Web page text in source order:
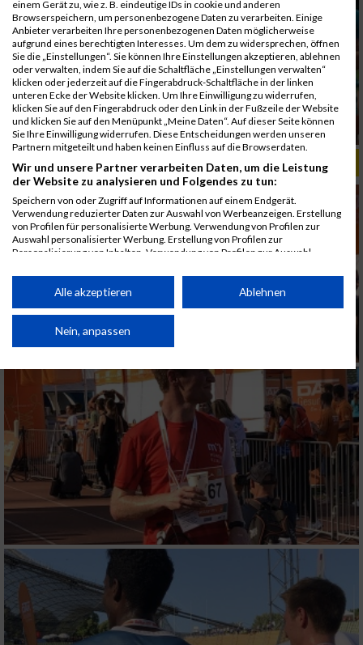
ALBUM B2RUN MÜNCHEN, B2RUN / 16.07.2019
einem Gerät zu, wie z. B. eindeutige IDs in cookie und anderen
Browserspeichern, um personenbezogene Daten zu verarbeiten. Einige
Anbieter verarbeiten Ihre personenbezogenen Daten möglicherweise
aufgrund eines berechtigten Interesses. Um dem zu widersprechen, öffnen
Sie die „Einstellungen“. Sie können Ihre Einstellungen akzeptieren, ablehnen
oder verwalten, indem Sie auf die Schaltfläche „Einstellungen verwalten“
klicken oder jederzeit auf die Fingerabdruck-Schaltfläche in der linken
unteren Ecke der Website klicken. Um Ihre Einwilligung zu widerrufen,
klicken Sie auf den Fingerabdruck oder den Link in der Fußzeile der Website
und klicken Sie auf den Menüpunkt „Meine Daten“. Auf dieser Seite können
Sie Ihre Einwilligung widerrufen. Diese Entscheidungen werden unseren
Partnern mitgeteilt und haben keinen Einfluss auf die Browserdaten.
Wir und unsere Partner verarbeiten Daten, um die Leistung
der Website zu analysieren und Folgendes zu tun:
Speichern von oder Zugriff auf Informationen auf einem Endgerät.
Verwendung reduzierter Daten zur Auswahl von Werbeanzeigen. Erstellung
von Profilen für personalisierte Werbung. Verwendung von Profilen zur
Auswahl personalisierter Werbung. Erstellung von Profilen zur
Personalisierung von Inhalten. Verwendung von Profilen zur Auswahl
Performance von Inhalten. Analyse von Zielgruppen durch Statistiken oder
Kombinationen von Daten aus verschiedenen Quellen. Entwicklung und
von Inhalten.
Daten können außerhalb der Europäischen Union weitergegeben und in die
Website/App.
Partnerliste anzeigen (1 IAB-Anbieter)
Wir nutzen Ihre Daten für folgende Zwecke:
IAB-Verarbeitungszwecke:
Speichern von oder Zugriff auf Informationen
auf einem Endgerät
Verwendung reduzierter Daten zur Auswahl
von Werbeanzeigen
Erstellung von Profilen für personalisierte
Werbung
Verwendung von Profilen zur Auswahl
personalisierter Werbung
Alle akzeptieren Ablehnen
Nein, anpassen